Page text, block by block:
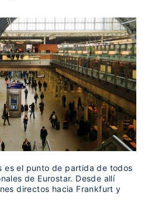
es el punto de partida de todos
de Eurostar. Desde allí
directos hacia Frankfurt y